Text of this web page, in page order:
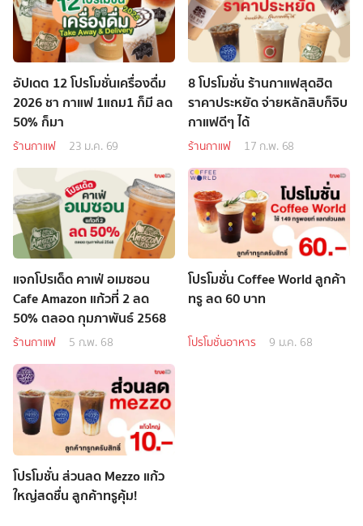
อัปเดต 12 โปรโมชั่นเครื่องดื่ม
2026 ชา กาแฟ 1แถม1 ก็มี ลด
50% ก็มา
ร้านกาแฟ 23 ม.ค. 69
8 โปรโมชั่น ร้านกาแฟสุดฮิต
ราคาประหยัด จ่ายหลักสิบก็จิบ
กาแฟดีๆ ได้
ร้านกาแฟ 17 ก.พ. 68
แจกโปรเด็ด คาเฟ่ อเมซอน
Cafe Amazon แก้วที่ 2 ลด
50% ตลอด กุมภาพันธ์ 2568
ร้านกาแฟ 5 ก.พ. 68
โปรโมชั่น Coffee World ลูกค้า
ทรู ลด 60 บาท
โปรโมชั่นอาหาร 9 ม.ค. 68
โปรโมชั่น ส่วนลด Mezzo แก้ว
ใหญ่สดชื่น ลูกค้าทรูคุ้ม!